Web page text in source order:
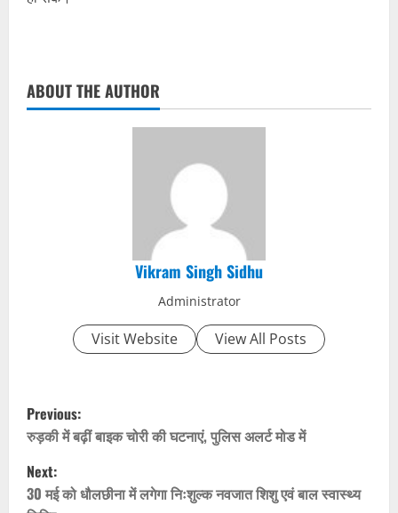
ABOUT THE AUTHOR
Vikram Singh Sidhu
Administrator
Visit Website View All Posts
P
o
s
Previous:
रुड़की में बढ़ीं बाइक चोरी की घटनाएं, पुलिस अलर्ट मोड में
Next:
30 मई को धौलछीना में लगेगा निःशुल्क नवजात शिशु एवं बाल स्वास्थ्य